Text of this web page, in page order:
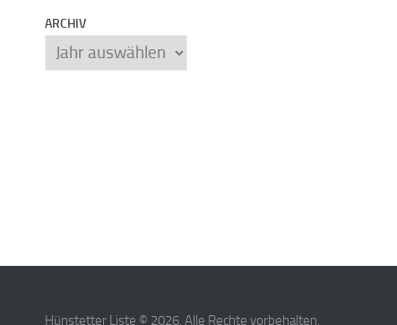
ARCHIV
Archiv
Hünstetter Liste © 2026. Alle Rechte vorbehalten.